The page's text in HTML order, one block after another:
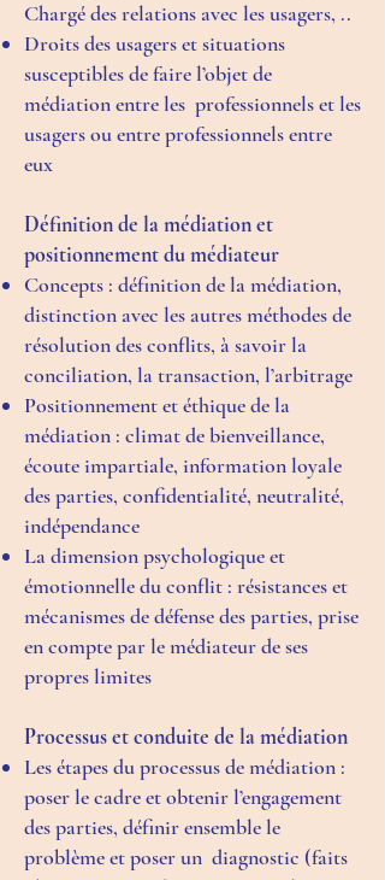
Chargé des relations avec les usagers, ..
Droits des usagers et situations
susceptibles de faire l’objet de
médiation entre les professionnels et les
usagers ou entre professionnels entre
eux
Définition de la médiation et
positionnement du médiateur
Concepts : définition de la médiation,
distinction avec les autres méthodes de
résolution des conflits, à savoir la
conciliation, la transaction, l’arbitrage
Positionnement et éthique de la
médiation : climat de bienveillance,
écoute impartiale, information loyale
des parties, confidentialité, neutralité,
indépendance
La dimension psychologique et
émotionnelle du conflit : résistances et
mécanismes de défense des parties, prise
en compte par le médiateur de ses
propres limites
Processus et conduite de la médiation
Les étapes du processus de médiation :
poser le cadre et obtenir l’engagement
des parties, définir ensemble le
problème et poser un diagnostic (faits